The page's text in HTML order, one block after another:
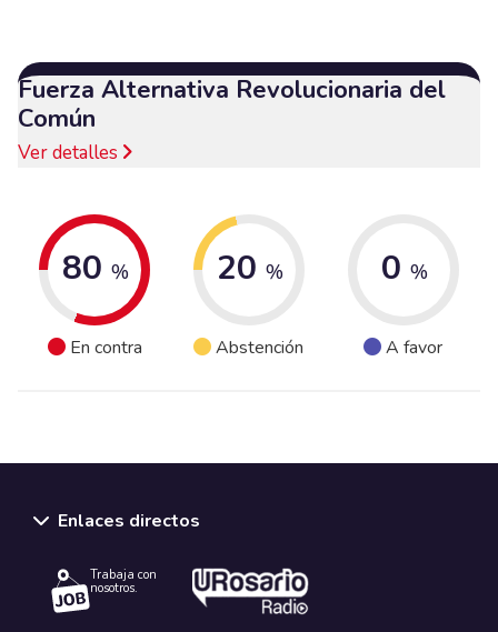
Fuerza Alternativa Revolucionaria del
Común
Ver detalles
80 %
En contra
20 %
Abstención
0 %
A favor
Enlaces directos
Trabaja con
nosotros.